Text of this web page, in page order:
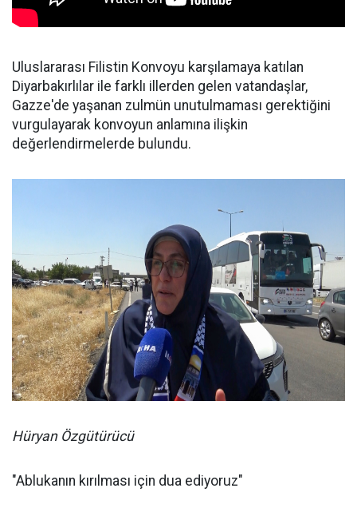
Uluslararası Filistin Konvoyu karşılamaya katılan
Diyarbakırlılar ile farklı illerden gelen vatandaşlar,
Gazze'de yaşanan zulmün unutulmaması gerektiğini
vurgulayarak konvoyun anlamına ilişkin
değerlendirmelerde bulundu.
Hüryan Özgütürücü
"Ablukanın kırılması için dua ediyoruz"